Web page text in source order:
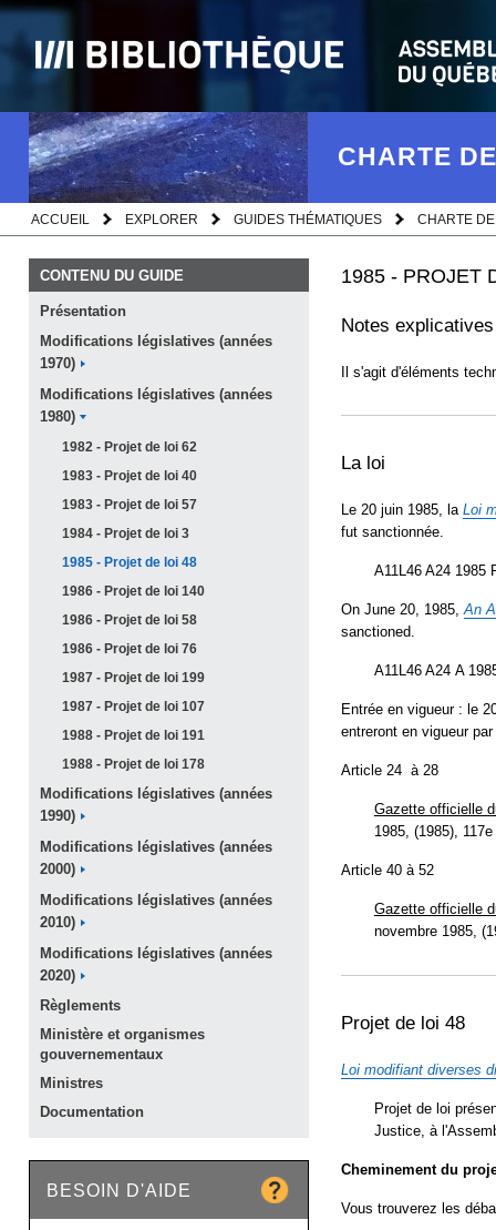
CHARTE
ACCUEIL EXPLORER GUIDES THÉMATIQUES CHARTE
CONTENU DU GUIDE
Présentation
Modifications législatives (années
1970)
Modifications législatives (années
1980)
1982 - Projet de loi 62
1983 - Projet de loi 40
1983 - Projet de loi 57
1984 - Projet de loi 3
1985 - Projet de loi 48
1986 - Projet de loi 140
1986 - Projet de loi 58
1986 - Projet de loi 76
1987 - Projet de loi 199
1987 - Projet de loi 107
1988 - Projet de loi 191
1988 - Projet de loi 178
Modifications législatives (années
1990)
Modifications législatives (années
2000)
Modifications législatives (années
2010)
Modifications législatives (années
2020)
Règlements
Ministère et organismes
gouvernementaux
Ministres
Documentation
BESOIN D'AIDE
1985 - PROJET
Notes explicatives
Il s'agit d'éléments
La loi
Le 20 juin 1985, la Loi
fut sanctionnée.
A11L46 A24 1985
On June 20, 1985,An
sanctioned.
A11L46 A24 A
Entrée en vigueur : le
entreront en vigueur
Article 24 à 28
Gazette officielle
1985, (1985),
Article 40 à 52
Gazette officielle
novembre 1985,
Projet de loi 48
Loi modifiant diverses
Projet de loi
Justice, à
Cheminement du
Vous trouverez les